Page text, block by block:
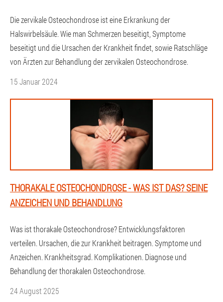
Die zervikale Osteochondrose ist eine Erkrankung der
Halswirbelsäule. Wie man Schmerzen beseitigt, Symptome
beseitigt und die Ursachen der Krankheit findet, sowie Ratschläge
von Ärzten zur Behandlung der zervikalen Osteochondrose.
15 Januar 2024
THORAKALE OSTEOCHONDROSE - WAS IST DAS? SEINE
ANZEICHEN UND BEHANDLUNG
Was ist thorakale Osteochondrose? Entwicklungsfaktoren
verteilen. Ursachen, die zur Krankheit beitragen. Symptome und
Anzeichen. Krankheitsgrad. Komplikationen. Diagnose und
Behandlung der thorakalen Osteochondrose.
24 August 2025